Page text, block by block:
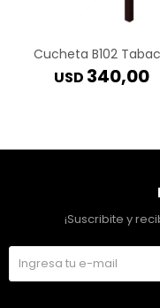
Cucheta B102
USD 340,00
¡Suscribite y